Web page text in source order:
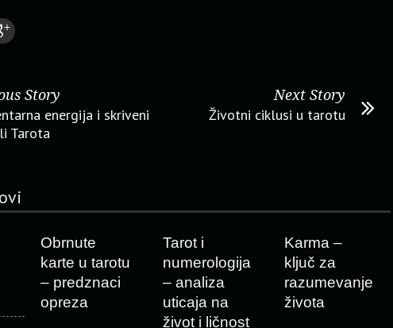
Story
energija i skriveni
Tarota
Next Story
Životni ciklusi u tarotu
Obrnute
karte u tarotu
– predznaci
opreza
Tarot i
numerologija
– analiza
uticaja na
život i ličnost
Karma –
ključ za
razumevanje
života